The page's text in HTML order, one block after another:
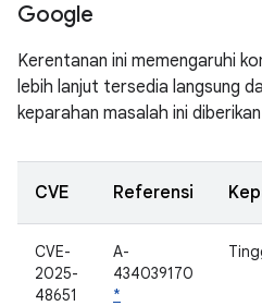
Google
Kerentanan ini memengaruhi
lebih lanjut tersedia langsung
keparahan masalah ini
CVE Referensi
CVE-
2025-
48651
A-
434039170
*